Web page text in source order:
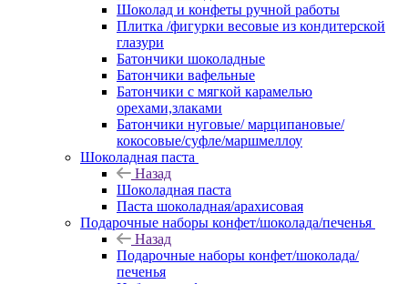
Шоколад и конфеты ручной работы
Плитка /фигурки весовые из кондитерской
глазури
Батончики шоколадные
Батончики вафельные
Батончики с мягкой карамелью
орехами,злаками
Батончики нуговые/ марципановые/
кокосовые/суфле/маршмеллоу
Шоколадная паста
Назад
Шоколадная паста
Паста шоколадная/арахисовая
Подарочные наборы конфет/шоколада/печенья
Назад
Подарочные наборы конфет/шоколада/
печенья